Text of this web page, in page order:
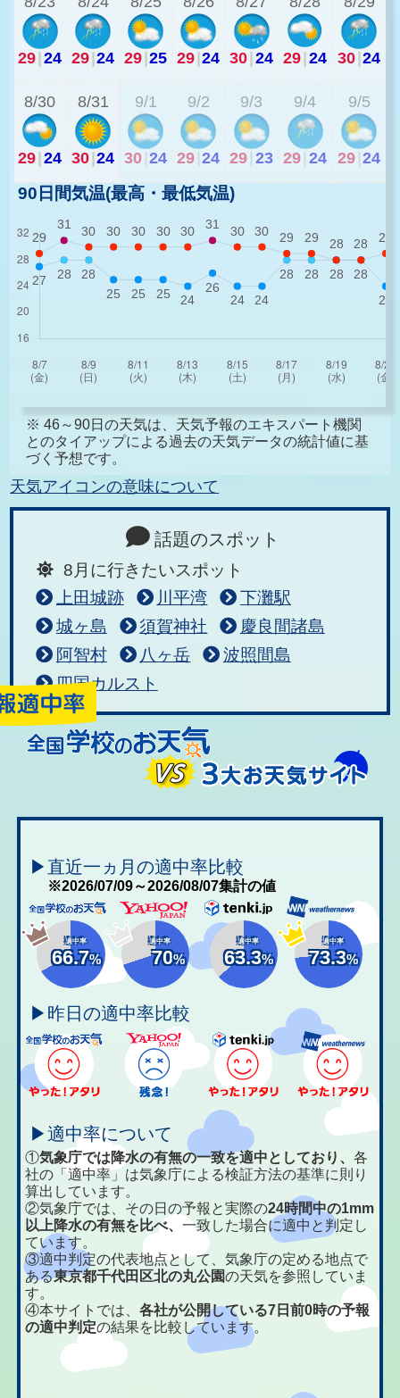
29|24 29|24 29|25 29|24 30|24 29|24 30|24
8/30
29|24
8/31
30|24
9/1
30 24
9/2
29 24
9/3
29 23
9/4
29 24
9/5
29 24
90日間気温(最高・最低気温)
※ 46～90日の天気は、天気予報のエキスパート機関
とのタイアップによる過去の天気データの統計値に基
づく予想です。
天気アイコンの意味について
話題のスポット
8月に行きたいスポット
上田城跡
川平湾
下灘駅
城ヶ島
須賀神社
慶良間諸島
阿智村
八ヶ岳
波照間島
四国カルスト
▶直近一ヵ月の適中率比較
※2026/07/09～2026/08/07集計の値
適中率
66.7%
適中率
70%
適中率
63.3%
適中率
73.3%
▶昨日の適中率比較
▶適中率について
①気象庁では降水の有無の一致を適中としており、各
社の「適中率」は気象庁による検証方法の基準に則り
算出しています。
②気象庁では、その日の予報と実際の24時間中の1mm
以上降水の有無を比べ、一致した場合に適中と判定し
ています。
③適中判定の代表地点として、気象庁の定める地点で
ある東京都千代田区北の丸公園の天気を参照していま
す。
④本サイトでは、各社が公開している7日前0時の予報
の適中判定の結果を比較しています。